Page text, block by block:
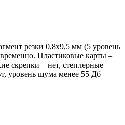
резки 0,8х9,5 мм (5 уровень
Пластиковые карты –
скрепки – нет, степлерные
уровень шума менее 55 Дб